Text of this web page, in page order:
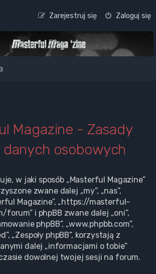
Zaloguj się
Zarejestruj się
Magazine - Zasady
osobowych
w jaki sposób „Masterful Magazine”
zwane dalej „my”, „nas”,
Magazine”, „https://masterful-
forum” i phpBB zwane dalej „oni”,
phpBB”, „www.phpbb.com”,
„Zespoły phpBB”, korzystają z
dalej „informacjami o tobie”
dowolnej twojej sesji na forum.